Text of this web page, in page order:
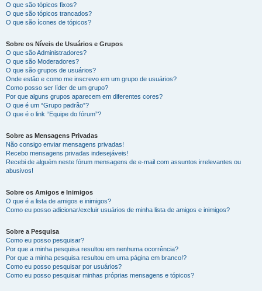
O que são tópicos fixos?
O que são tópicos trancados?
O que são ícones de tópicos?
Sobre os Níveis de Usuários e Grupos
O que são Administradores?
O que são Moderadores?
O que são grupos de usuários?
Onde estão e como me inscrevo em um grupo de usuários?
Como posso ser líder de um grupo?
Por que alguns grupos aparecem em diferentes cores?
O que é um “Grupo padrão”?
O que é o link “Equipe do fórum”?
Sobre as Mensagens Privadas
Não consigo enviar mensagens privadas!
Recebo mensagens privadas indesejáveis!
Recebi de alguém neste fórum mensagens de e-mail com assuntos irrelevantes ou
abusivos!
Sobre os Amigos e Inimigos
O que é a lista de amigos e inimigos?
Como eu posso adicionar/excluir usuários de minha lista de amigos e inimigos?
Sobre a Pesquisa
Como eu posso pesquisar?
Por que a minha pesquisa resultou em nenhuma ocorrência?
Por que a minha pesquisa resultou em uma página em branco!?
Como eu posso pesquisar por usuários?
Como eu posso pesquisar minhas próprias mensagens e tópicos?